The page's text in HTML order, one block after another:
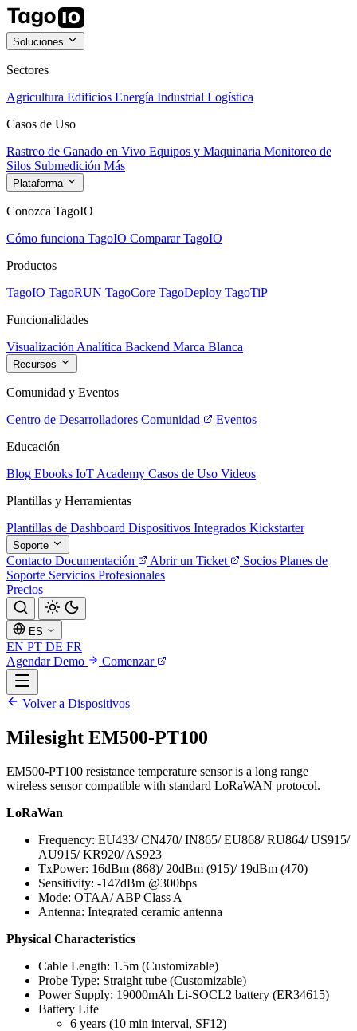
Soluciones
Sectores
Agricultura Edificios Energía Industrial Logística
Casos de Uso
Rastreo de Ganado en Vivo Equipos y Maquinaria Monitoreo de
Silos Submedición Más
Plataforma
Conozca TagoIO
Cómo funciona TagoIO Comparar TagoIO
Productos
TagoIO TagoRUN TagoCore TagoDeploy TagoTiP
Funcionalidades
Visualización Analítica Backend Marca Blanca
Recursos
Comunidad y Eventos
Centro de Desarrolladores Comunidad
Eventos
Educación
Blog Ebooks IoT Academy Casos de Uso Videos
Plantillas y Herramientas
Plantillas de Dashboard Dispositivos Integrados Kickstarter
Soporte
Contacto Documentación Abrir un Ticket Socios Planes de
Soporte Servicios Profesionales
Precios
ES
EN PT DE FR
Agendar Demo
Comenzar
Volver a Dispositivos
Milesight EM500-PT100
EM500-PT100 resistance temperature sensor is a long range
wireless sensor compatible with standard LoRaWAN protocol.
LoRaWan
Frequency: EU433/ CN470/ IN865/ EU868/ RU864/ US915/
AU915/ KR920/ AS923
TxPower: 16dBm (868)/ 20dBm (915)/ 19dBm (470)
Sensitivity: -147dBm @300bps
Mode: OTAA/ ABP Class A
Antenna: Integrated ceramic antenna
Physical Characteristics
Cable Length: 1.5m (Customizable)
Probe Type: Straight tube (Customizable)
Power Supply: 19000mAh Li-SOCL2 battery (ER34615)
Battery Life
6 years (10 min interval, SF12)